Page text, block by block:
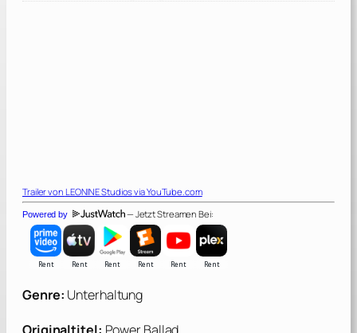
Trailer von LEONINE Studiosvia YouTube.com
Powered by — Jetzt Streamen Bei:
Genre: Unterhaltung